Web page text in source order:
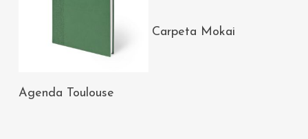
AÑADIR AL
Agenda Toulouse
AÑADIR AL
Carpeta Mokai